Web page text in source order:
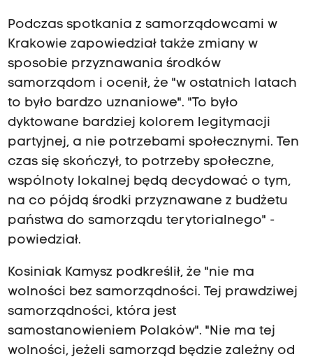
Podczas spotkania z samorządowcami w
Krakowie zapowiedział także zmiany w
sposobie przyznawania środków
samorządom i ocenił, że "w ostatnich latach
to było bardzo uznaniowe". "To było
dyktowane bardziej kolorem legitymacji
partyjnej, a nie potrzebami społecznymi. Ten
czas się skończył, to potrzeby społeczne,
wspólnoty lokalnej będą decydować o tym,
na co pójdą środki przyznawane z budżetu
państwa do samorządu terytorialnego" -
powiedział.
Kosiniak Kamysz podkreślił, że "nie ma
wolności bez samorządności. Tej prawdziwej
samorządności, która jest
samostanowieniem Polaków". "Nie ma tej
wolności, jeżeli samorząd będzie zależny od